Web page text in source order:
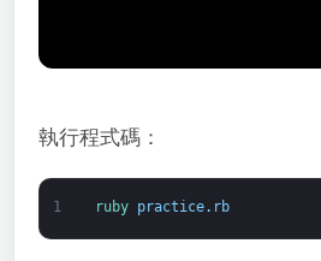
執行程式碼：
1 ruby practice. rb